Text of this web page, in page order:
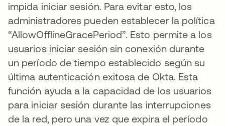
impida iniciar sesión. Para evitar esto, los
administradores pueden establecer la política
“AllowOfflineGracePeriod”. Esto permite a los
usuarios iniciar sesión sin conexión durante
un período de tiempo establecido según su
última autenticación exitosa de Okta. Esta
función ayuda a la capacidad de los usuarios
para iniciar sesión durante las interrupciones
de la red, pero una vez que expira el período